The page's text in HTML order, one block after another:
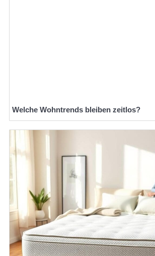
Welche Wohntrends bleiben zeitlos?